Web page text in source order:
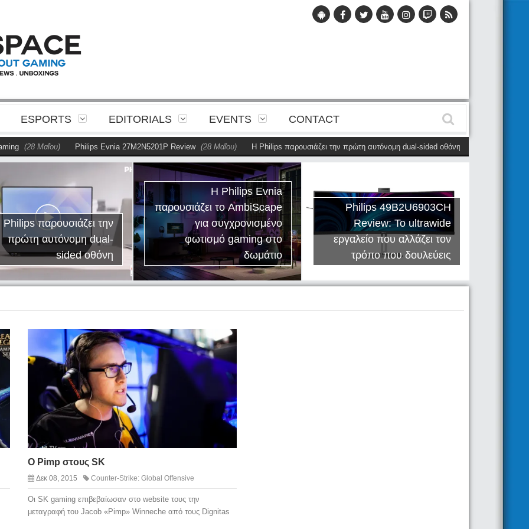
ESPORTS EDITORIALS EVENTS CONTACT
(28 Μαΐου) Philips Evnia 27M2N5201P Review (28 Μαΐου) Η Philips παρουσιάζει την πρώτη αυτόνομη dual-sided οθόνη (28 Μαΐου)
παρουσιάζει την
πρώτη αυτόνομη dual-
sided οθόνη
Η Philips Evnia
παρουσιάζει το AmbiScape
για συγχρονισμένο
φωτισμό gaming στο
δωμάτιο
Philips 49B2U6903CH
Review: Το ultrawide
εργαλείο που αλλάζει τον
τρόπο που δουλεύεις
Ο Pimp στους SK
Δεκ 08, 2015 Counter-Strike: Global Offensive
Οι SK gaming επιβεβαίωσαν στο website τους την
μεταγραφή του Jacob «Pimp» Winneche από τους Dignitas